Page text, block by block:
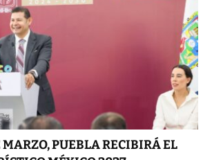
MARZO, PUEBLA RECIBIRÁ EL